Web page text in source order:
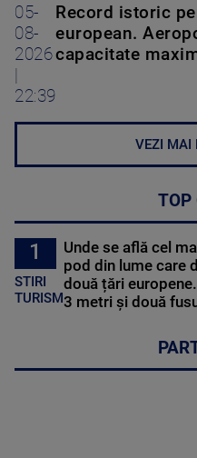
05-
08-
2026
22:39
Record istoric
european.
capacitate
VEZI MAI
TOP
1
STIRI
TURISM
Unde se află cel
pod din lume care
două țări
3 metri și două